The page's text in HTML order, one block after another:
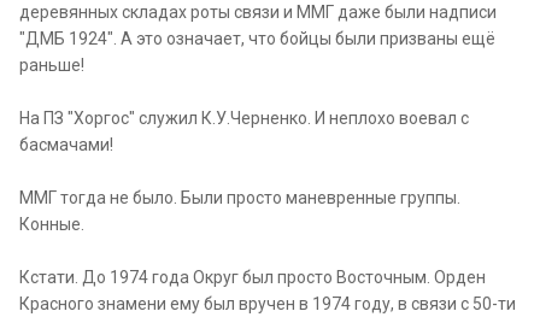
деревянных складах роты связи и ММГ даже были надписи
"ДМБ 1924". А это означает, что бойцы были призваны ещё
раньше!
На ПЗ "Хоргос" служил К.У.Черненко. И неплохо воевал с
басмачами!
ММГ тогда не было. Были просто маневренные группы.
Конные.
Кстати. До 1974 года Округ был просто Восточным. Орден
Красного знамени ему был вручен в 1974 году, в связи с 50-ти